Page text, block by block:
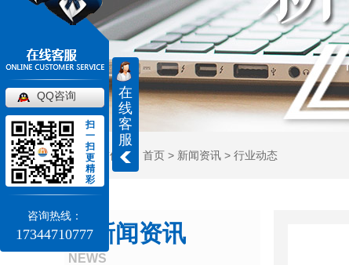
当前位置： 首页 > 新闻资讯 > 行业动态
新闻资讯
NEWS
在
线
客
服
QQ咨询
扫
一
扫
更
精
彩
咨询热线：
17344710777